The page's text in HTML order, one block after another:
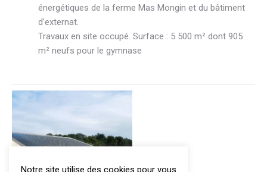
énergétiques de la ferme Mas Mongin et du bâtiment
d’externat.
Travaux en site occupé. Surface : 5 500 m² dont 905
m² neufs pour le gymnase
Notre site utilise des cookies pour vous